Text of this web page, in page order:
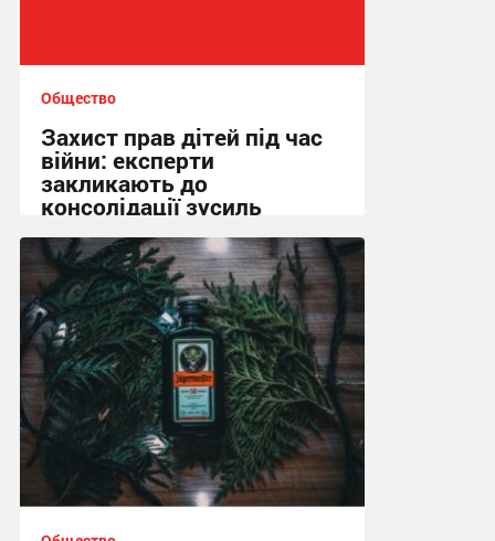
Общество
Захист прав дітей під час
війни: експерти
закликають до
консолідації зусиль
13:01, 15.02.2026